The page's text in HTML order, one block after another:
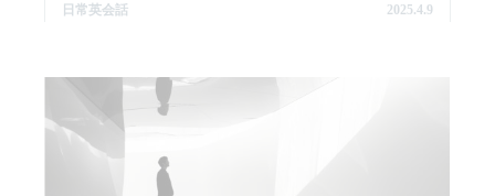
日常英会話 2025.4.9